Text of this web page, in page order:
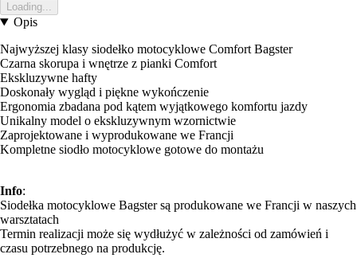
Loading...
Opis
Najwyższej klasy siodełko motocyklowe Comfort Bagster
Czarna skorupa i wnętrze z pianki Comfort
Ekskluzywne hafty
Doskonały wygląd i piękne wykończenie
Ergonomia zbadana pod kątem wyjątkowego komfortu jazdy
Unikalny model o ekskluzywnym wzornictwie
Zaprojektowane i wyprodukowane we Francji
Kompletne siodło motocyklowe gotowe do montażu
Info:
Siodełka motocyklowe Bagster są produkowane we Francji w naszych
warsztatach
Termin realizacji może się wydłużyć w zależności od zamówień i
czasu potrzebnego na produkcję.